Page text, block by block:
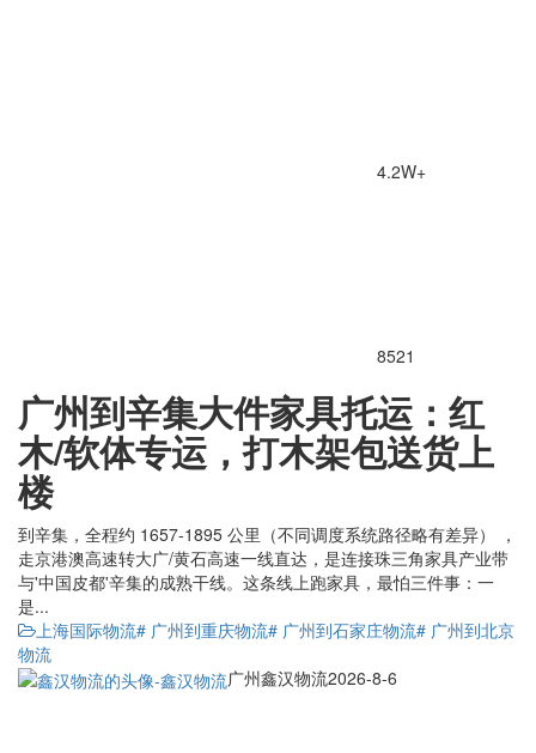
4.2W+
8521
广州到辛集大件家具托运：红
木/软体专运，打木架包送货上
楼
到辛集，全程约 1657-1895 公里（不同调度系统路径略有差异） ，
走京港澳高速转大广/黄石高速一线直达，是连接珠三角家具产业带
与'中国皮都'辛集的成熟干线。这条线上跑家具，最怕三件事：一
是...
上海国际物流# 广州到重庆物流# 广州到石家庄物流# 广州到北京
物流
广州鑫汉物流2026-8-6